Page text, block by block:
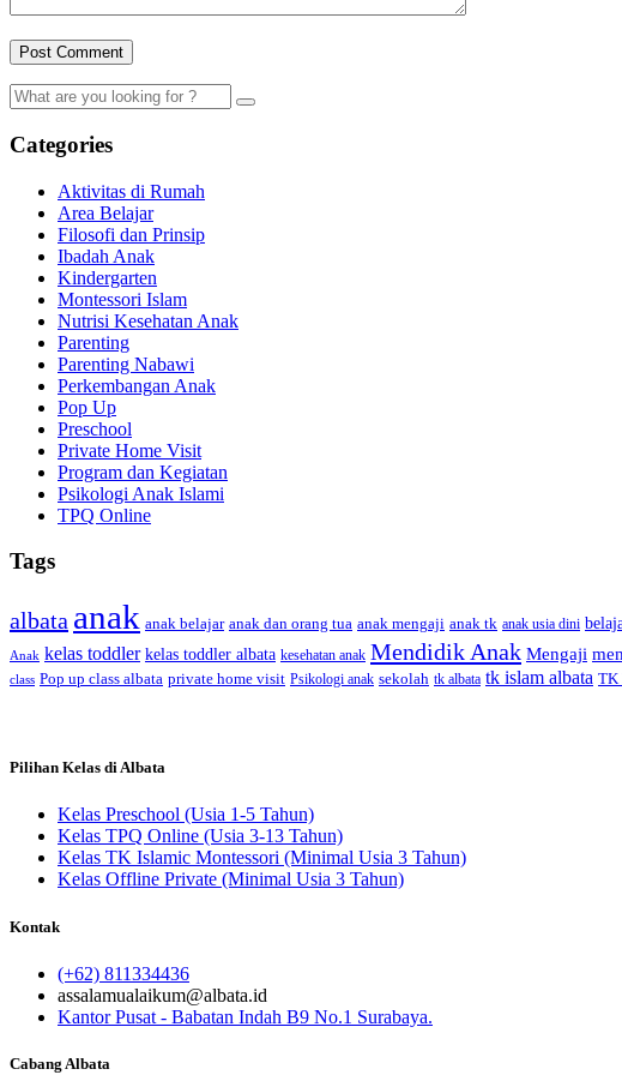
Categories
Aktivitas di Rumah
Area Belajar
Filosofi dan Prinsip
Ibadah Anak
Kindergarten
Montessori Islam
Nutrisi Kesehatan Anak
Parenting
Parenting Nabawi
Perkembangan Anak
Pop Up
Preschool
Private Home Visit
Program dan Kegiatan
Psikologi Anak Islami
TPQ Online
Tags
albata anak anak belajar anak dan orang tua anak mengaji anak tk anak usia dini
Anak kelas toddler kelas toddler albata kesehatan anak Mendidik Anak Mengaji
class Pop up class albata private home visit Psikologi anak sekolah tk albata tk islam albata TK
Pilihan Kelas di Albata
Kelas Preschool (Usia 1-5 Tahun)
Kelas TPQ Online (Usia 3-13 Tahun)
Kelas TK Islamic Montessori (Minimal Usia 3 Tahun)
Kelas Offline Private (Minimal Usia 3 Tahun)
Kontak
(+62) 811334436
assalamualaikum@albata.id
Kantor Pusat - Babatan Indah B9 No.1 Surabaya.
Cabang Albata